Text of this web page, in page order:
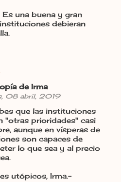
Es una buena y gran
debieran
de Irma
08 abril, 2019
que las instituciones
"otras prioridades" casi
aunque en vísperas de
son capaces de
lo que sea y al precio
utópicos, Irma.-